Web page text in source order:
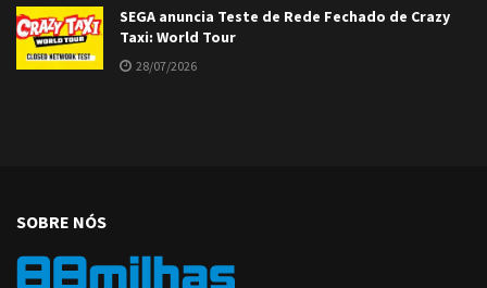
SEGA anuncia Teste de Rede Fechado de Crazy
Taxi: World Tour
28/07/2026
SOBRE NÓS